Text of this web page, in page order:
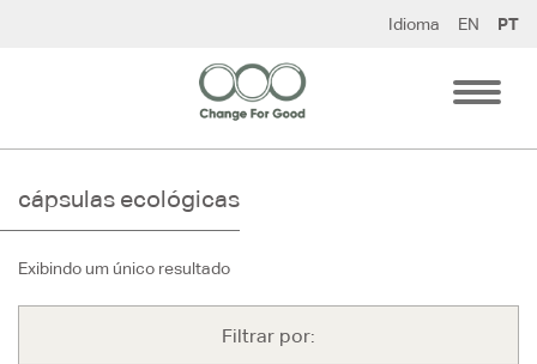
Idioma EN PT
cápsulas ecológicas
Exibindo um único resultado
Filtrar por: